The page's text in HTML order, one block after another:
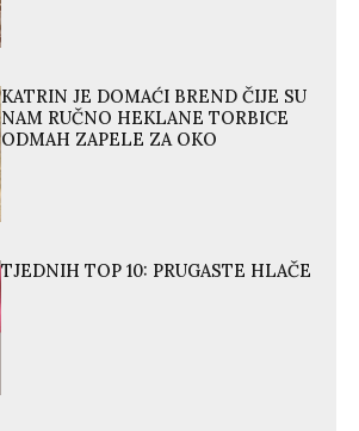
KATRIN JE DOMAĆI BREND ČIJE SU
NAM RUČNO HEKLANE TORBICE
ODMAH ZAPELE ZA OKO
TJEDNIH TOP 10: PRUGASTE HLAČE